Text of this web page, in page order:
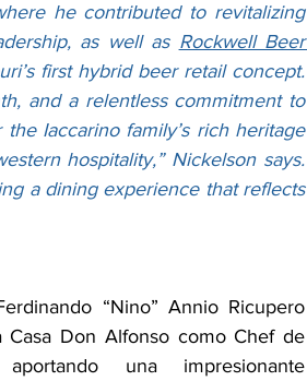
he contributed to revitalizing
as well as Rockwell Beer
first hybrid beer retail concept.
and a relentless commitment to
Iaccarino family’s rich heritage
hospitality,” Nickelson says.
a dining experience that reflects
“Nino” Annio Ricupero
Casa Don Alfonso como Chef de
aportando una impresionante